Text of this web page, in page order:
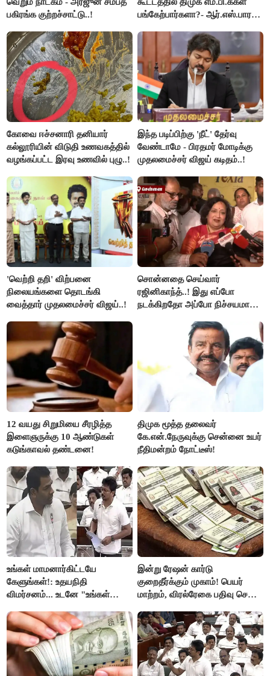
பகிரங்க குற்றச்சாட்டு..!
பங்கேற்பார்களா?- ஆர்.எஸ்.பாரதி
கோவை ஈச்சனாரி தனியார்
கல்லூரியின் விடுதி உணவகத்தில்
வழங்கப்பட்ட இரவு உணவில் புழு..!
இந்த படிப்பிற்கு 'நீட்' தேர்வு
வேண்டாமே - பிரதமர் மோடிக்கு
முதலமைச்சர் விஜய் கடிதம்..!
'வெற்றி தறி' விற்பனை
நிலையங்களை தொடங்கி
வைத்தார் முதலமைச்சர் விஜய்..!
சொன்னதை செய்வார்
ரஜினிகாந்த்..! இது எப்போ
நடக்கிறதோ அப்போ நிச்சயமாக
ரஜினிகாந்த்..!
12 வயது சிறுமியை சீரழித்த
இளைஞருக்கு 10 ஆண்டுகள்
கடுங்காவல் தண்டனை!
திமுக மூத்த தலைவர்
கே.என்.நேருவுக்கு சென்னை உயர்
நீதிமன்றம் நோட்டீஸ்!
உங்கள் மாமனார்கிட்டயே
கேளுங்கள்!: உதயநிதி
விமர்சனம்... உடனே "உங்கள்
ஆதவ் அர்ஜுனா பதிலடி!
இன்று ரேஷன் கார்டு
குறைதீர்க்கும் முகாம்! பெயர்
மாற்றம், விரல்ரேகை பதிவு செய்ய